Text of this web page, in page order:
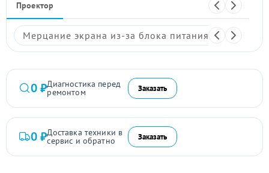
Проектор
Мерцание экрана из-за блока питания
0 ₽Диагностика перед
ремонтом Заказать
0 ₽Доставка техники в
сервис и обратно Заказать